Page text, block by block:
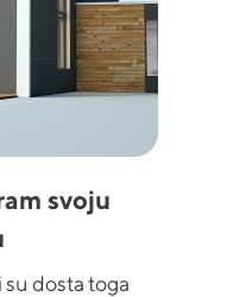
svoju
dosta toga